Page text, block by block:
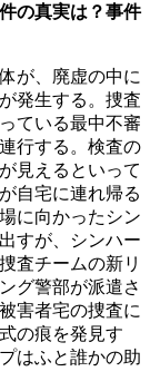
の真実は？事件
が、廃虚の中に
発生する。捜査
ている最中不審
行する。検査の
見えるといって
自宅に連れ帰る
に向かったシン
すが、シンハー
査チームの新リ
グ警部が派遣さ
害者宅の捜査に
の痕を発見す
はふと誰かの助